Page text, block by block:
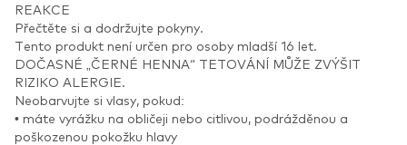
REAKCE
Přečtěte si a dodržujte pokyny.
Tento produkt není určen pro osoby mladší 16 let.
DOČASNÉ „ČERNÉ HENNA“ TETOVÁNÍ MŮŽE ZVÝŠIT
RIZIKO ALERGIE.
Neobarvujte si vlasy, pokud:
• máte vyrážku na obličeji nebo citlivou, podrážděnou a
poškozenou pokožku hlavy